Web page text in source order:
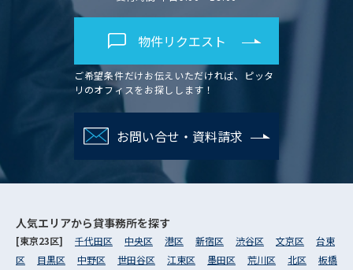
物件リクエスト
ご希望条件だけお伝えいただければ、ピッタ
リのオフィスをお探しします！
お問い合せ・資料請求
人気エリアから貸事務所を探す
[東京23区] 千代田区 中央区 港区 新宿区 渋谷区 文京区
台東
区
目黒区 中野区 世田谷区 江東区 墨田区 荒川区 北区
板橋